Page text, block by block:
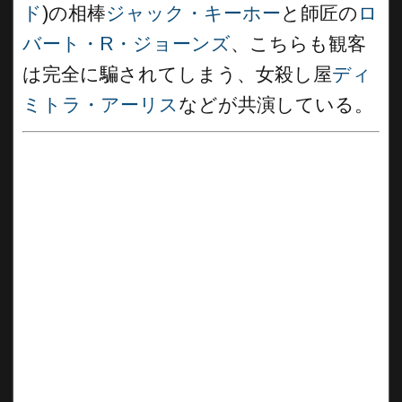
ド)の相棒ジャック・キーホーと師匠の ロ
バート・R・ジョーンズ、こちらも観客
は完全に騙されてしまう、女殺し屋ディ
ミトラ・アーリス などが共演している。